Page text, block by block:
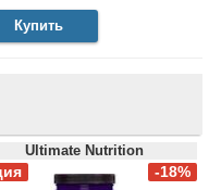
Купить
Ultimate Nutrition